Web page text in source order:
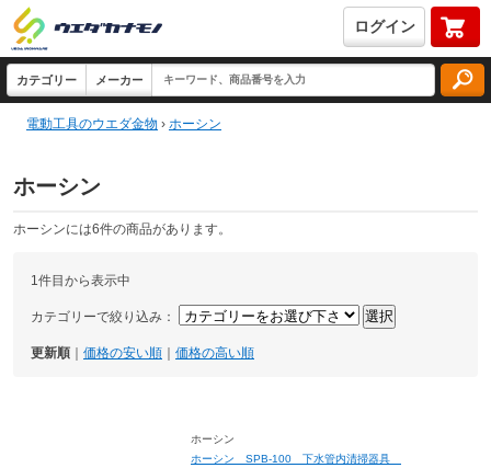
ログイン
電動工具のウエダ金物 › ホーシン
ホーシン
ホーシンには6件の商品があります。
1件目から表示中
カテゴリーで絞り込み：
更新順 価格の安い順 価格の高い順
ホーシン
ホーシン SPB-100 下水管内清掃器具